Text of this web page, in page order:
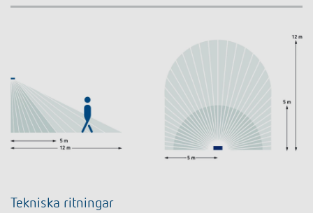
Tekniska ritningar